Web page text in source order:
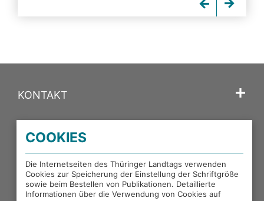
KONTAKT
PORTALE DES THÜRINGER LANDTAGS
EXTERNE LINKS
COOKIES
Die Internetseiten des Thüringer Landtags verwenden
Cookies zur Speicherung der Einstellung der Schriftgröße
sowie beim Bestellen von Publikationen. Detaillierte
Informationen über die Verwendung von Cookies auf